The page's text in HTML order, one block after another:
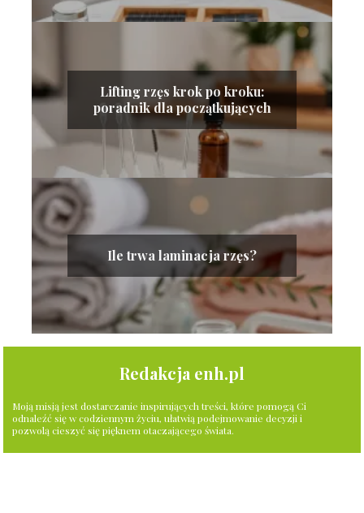
Lifting rzęs krok po kroku:
poradnik dla początkujących
Ile trwa laminacja rzęs?
Redakcja enh.pl
Moją misją jest dostarczanie inspirujących treści, które pomogą Ci
odnaleźć się w codziennym życiu, ułatwią podejmowanie decyzji i
pozwolą cieszyć się pięknem otaczającego świata.